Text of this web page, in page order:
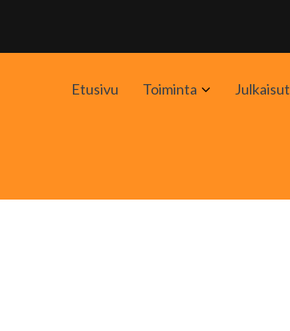
Etusivu Toiminta AvaaJulkaisut